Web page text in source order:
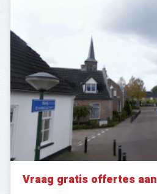
Vraag gratis offertes aan